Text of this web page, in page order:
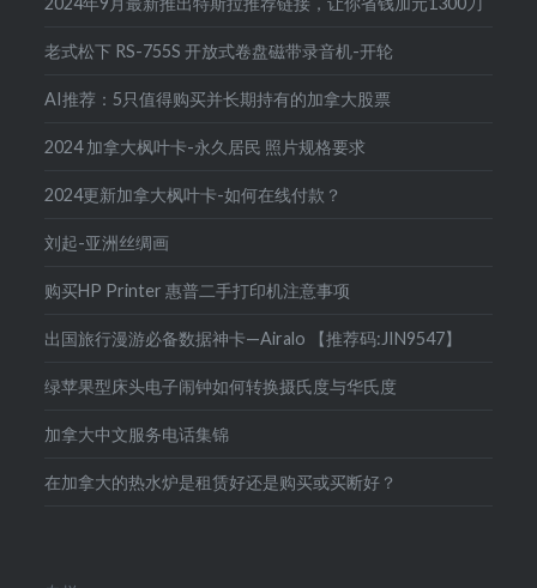
老式松下 RS-755S 开放式卷盘磁带录音机-开轮
AI推荐：5只值得购买并长期持有的加拿大股票
2024 加拿大枫叶卡-永久居民 照片规格要求
2024更新加拿大枫叶卡-如何在线付款？
刘起-亚洲丝绸画
购买HP Printer 惠普二手打印机注意事项
出国旅行漫游必备数据神卡—Airalo 【推荐码:JIN9547】
绿苹果型床头电子闹钟如何转换摄氏度与华氏度
加拿大中文服务电话集锦
在加拿大的热水炉是租赁好还是购买或买断好？